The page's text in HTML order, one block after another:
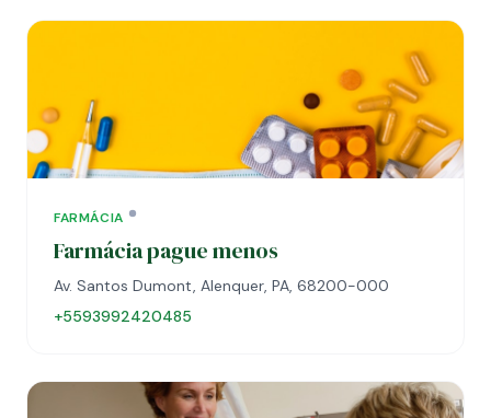
FARMÁCIA
Farmácia pague menos
Av. Santos Dumont, Alenquer, PA, 68200-000
+5593992420485